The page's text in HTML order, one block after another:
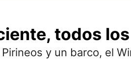
todos
y un barco, el